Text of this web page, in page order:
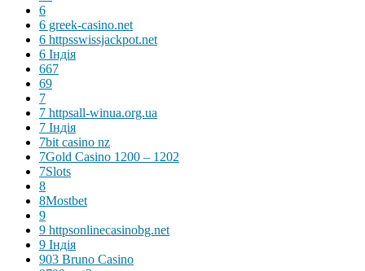
6
6 greek-casino.net
6 httpsswissjackpot.net
6 Індія
667
69
7
7 httpsall-winua.org.ua
7 Індія
7bit casino nz
7Gold Casino 1200 – 1202
7Slots
8
8Mostbet
9
9 httpsonlinecasinobg.net
9 Індія
903 Bruno Casino